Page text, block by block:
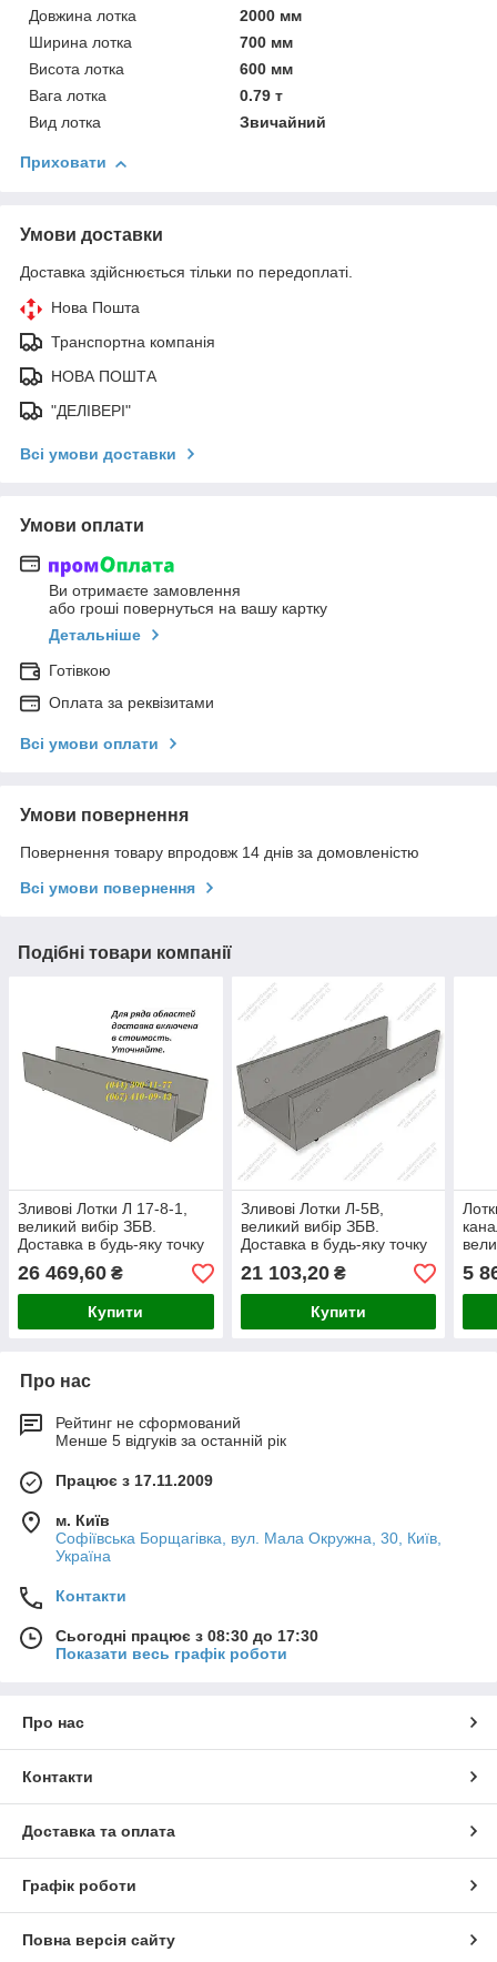
Довжина лотка
2000 мм
Ширина лотка
700 мм
Висота лотка
600 мм
Вага лотка
0.79 т
Вид лотка
Звичайний
Приховати
Умови доставки
Доставка здійснюється тільки по передоплаті.
Нова Пошта
Транспортна компанія
НОВА ПОШТА
"ДЕЛІВЕРІ"
Всі умови доставки
Умови оплати
Ви отримаєте замовлення
або гроші повернуться на вашу картку
Детальніше
Готівкою
Оплата за реквізитами
Всі умови оплати
Умови повернення
Повернення товару впродовж 14 днів за домовленістю
Всі умови повернення
Подібні товари компанії
Зливові Лотки Л 17-8-1,
великий вибір ЗБВ.
Доставка в будь-яку точку
України.
26 469,60 ₴
Купити
Зливові Лотки Л-5В,
великий вибір ЗБВ.
Доставка в будь-яку точку
України.
21 103,20₴
Купити
5
Про нас
Рейтинг не сформований
Менше 5 відгуків за останній рік
Працює з 17.11.2009
м. Київ
Софіївська Борщагівка, вул. Мала Окружна, 30, Київ,
Україна
Контакти
Сьогодні працює з 08:30 до 17:30
Показати весь графік роботи
Про нас
Контакти
Доставка та оплата
Графік роботи
Повна версія сайту